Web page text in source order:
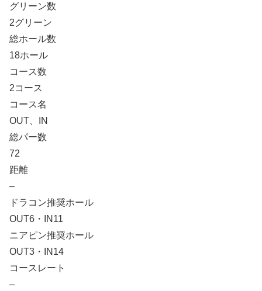
グリーン数
2グリーン
総ホール数
18ホール
コース数
2コース
コース名
OUT、IN
総パー数
72
距離
–
ドラコン推奨ホール
OUT6・IN11
ニアピン推奨ホール
OUT3・IN14
コースレート
–